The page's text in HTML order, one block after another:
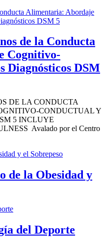
de la Conducta
Cognitivo-
Diagnósticos DSM
DE LA CONDUCTA
CONDUCTUAL Y
5 INCLUYE
Avalado por el Centro
de la Obesidad y
del Deporte